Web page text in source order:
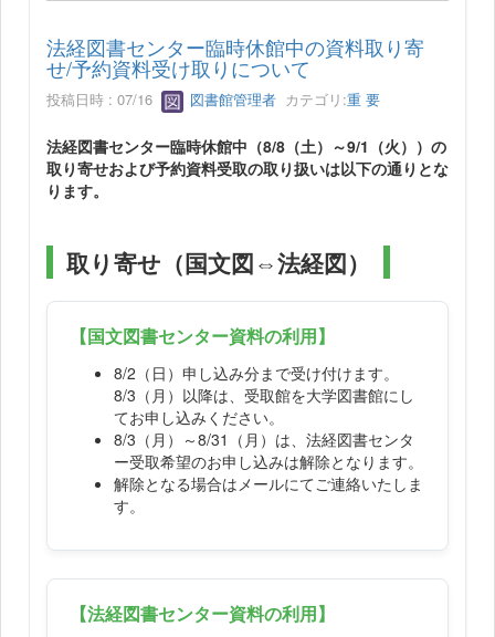
法経図書センター臨時休館中の資料取り寄
せ/予約資料受け取りについて
投稿日時 : 07/16 図書館管理者 カテゴリ:重 要
法経図書センター臨時休館中（8/8（土）～9/1（火））の
取り寄せおよび予約資料受取の取り扱いは以下の通りとな
ります。
取り寄せ（国文図⇔法経図）
【国文図書センター資料の利用】
8/2（日）申し込み分まで受け付けます。
8/3（月）以降は、受取館を大学図書館にし
てお申し込みください。
8/3（月）～8/31（月）は、法経図書センタ
ー受取希望のお申し込みは解除となります。
解除となる場合はメールにてご連絡いたしま
す。
【法経図書センター資料の利用】